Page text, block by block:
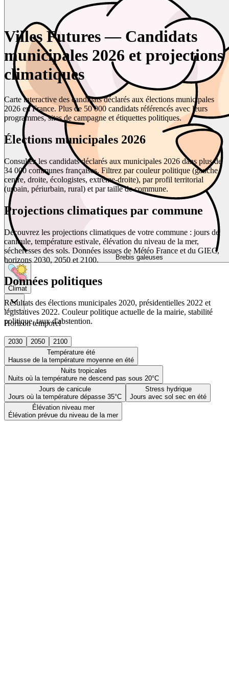
Brebis galeuses
Climat
Horizon temporel
2030 2050
2100
Température été
Hausse de la température moyenne en été
Nuits tropicales
Nuits où la température ne descend pas sous 20°C
Jours de canicule
Jours où la température dépasse 35°C
Stress hydrique
Jours avec sol sec en été
Élévation niveau mer
Élévation prévue du niveau de la mer
Villes Futures — Candidats
municipales 2026 et projections
climatiques
Carte interactive des candidats déclarés aux élections municipales
2026 en France. Plus de 50 000 candidats référencés avec leurs
programmes, sites de campagne et étiquettes politiques.
Élections municipales 2026
Consultez les candidats déclarés aux municipales 2026 dans plus de
34 000 communes françaises. Filtrez par couleur politique (gauche,
centre, droite, écologistes, extrême-droite), par profil territorial
(urbain, périurbain, rural) et par taille de commune.
Projections climatiques par commune
Découvrez les projections climatiques de votre commune : jours de
canicule, température estivale, élévation du niveau de la mer,
sécheresses des sols. Données issues de Météo France et du GIEC,
horizons 2030, 2050 et 2100.
Données politiques
Résultats des élections municipales 2020, présidentielles 2022 et
législatives 2022. Couleur politique actuelle de la mairie, stabilité
politique, taux d'abstention.